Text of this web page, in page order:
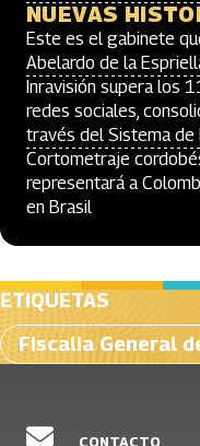
NUEVAS
Este es el gabinete
Abelardo de la
Inravisión supera los
redes sociales,
través del Sistema de
Cortometraje
representará a
en Brasil
ETIQUETAS
Fiscalia General
CONTACTO